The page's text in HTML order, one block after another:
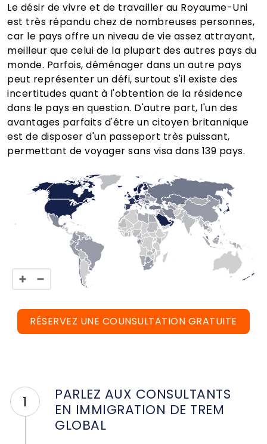
Le désir de vivre et de travailler au Royaume-Uni
est très répandu chez de nombreuses personnes,
car le pays offre un niveau de vie assez attrayant,
meilleur que celui de la plupart des autres pays du
monde. Parfois, déménager dans un autre pays
peut représenter un défi, surtout s'il existe des
incertitudes quant à l'obtention de la résidence
dans le pays en question. D'autre part, l'un des
avantages parfaits d'être un citoyen britannique
est de disposer d'un passeport très puissant,
permettant de voyager sans visa dans 139 pays.
RÉSERVEZ UNE COUNSULTATION GRATUITE
1
PARLEZ AUX CONSULTANTS
EN IMMIGRATION DE TREM
GLOBAL